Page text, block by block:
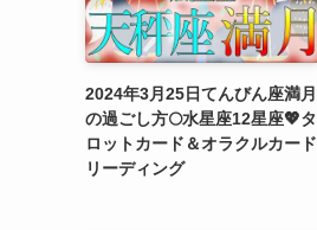
2024年3月25日てんびん座満月
の過ごし方🌕水星座12星座💖タ
ロットカード＆オラクルカード
リーディング